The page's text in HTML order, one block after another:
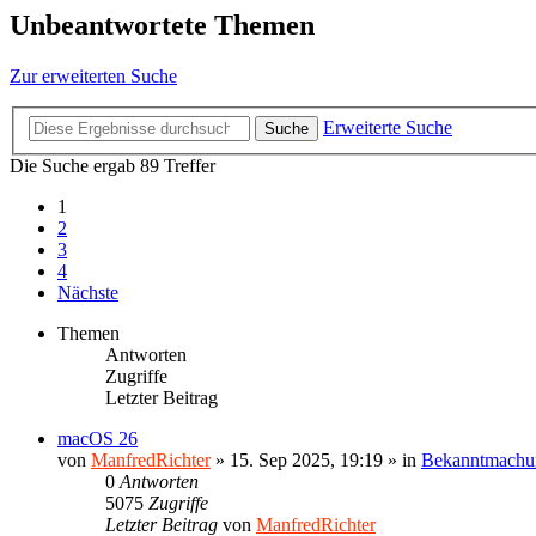
Unbeantwortete Themen
Zur erweiterten Suche
Suche
Erweiterte Suche
Die Suche ergab 89 Treffer
1
2
3
4
Nächste
Themen
Antworten
Zugriffe
Letzter Beitrag
macOS 26
von ManfredRichter» 15. Sep 2025, 19:19 » in
0 Antworten
5075 Zugriffe
Letzter Beitrag von ManfredRichter